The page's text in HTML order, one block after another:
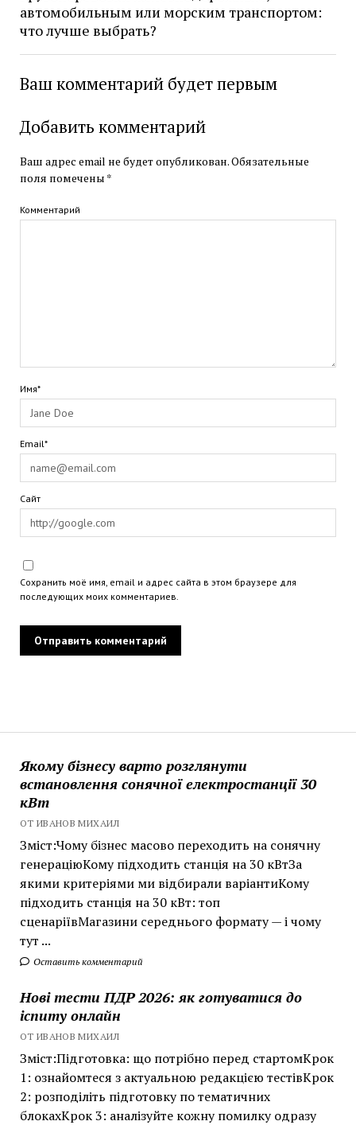
Якому бізнесу варто розглянути
встановлення сонячної електростанції 30
кВт
ОТ ИВАНОВ МИХАИЛ
Зміст:Чому бізнес масово переходить на сонячну
генераціюКому підходить станція на 30 кВтЗа
якими критеріями ми відбирали варіантиКому
підходить станція на 30 кВт: топ
сценаріївМагазини середнього формату — і чому
тут ...
Оставить комментарий
Нові тести ПДР 2026: як готуватися до
іспиту онлайн
ОТ ИВАНОВ МИХАИЛ
Зміст:Підготовка: що потрібно перед стартомКрок
1: ознайомтеся з актуальною редакцією тестівКрок
2: розподіліть підготовку по тематичних
блокахКрок 3: аналізуйте кожну помилку одразу
автомобильным или морским транспортом:
что лучше выбрать?
Ваш комментарий будет первым
Добавить комментарий
Ваш адрес email не будет опубликован.Обязательные
поля помечены *
Комментарий
Имя*
Email*
Сайт
Сохранить моё имя, email и адрес сайта в этом браузере для
последующих моих комментариев.